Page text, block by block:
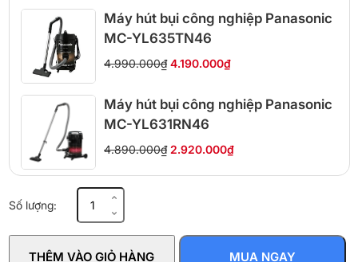
Máy hút bụi công nghiệp Panasonic
MC-YL635TN46
4.990.000₫ 4.190.000₫
Máy hút bụi công nghiệp Panasonic
MC-YL631RN46
4.890.000₫ 2.920.000₫
Số lượng:
Máy
hút
THÊM VÀO GIỎ HÀNG MUA NGAY